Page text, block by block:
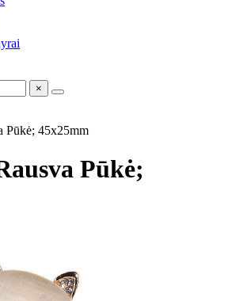
×
Pūkė; 45x25mm
Pūkė;